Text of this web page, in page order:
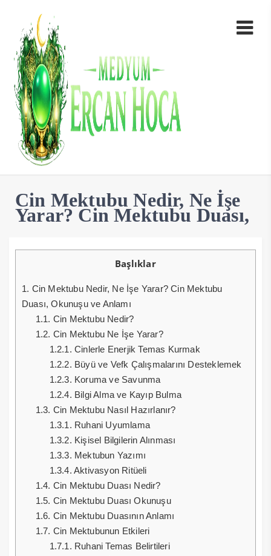
Cin Mektubu Nedir, Ne İşe
Yarar? Cin Mektubu Duası,
Başlıklar
1. Cin Mektubu Nedir, Ne İşe Yarar? Cin Mektubu
Duası, Okunuşu ve Anlamı
1.1. Cin Mektubu Nedir?
1.2. Cin Mektubu Ne İşe Yarar?
1.2.1. Cinlerle Enerjik Temas Kurmak
1.2.2. Büyü ve Vefk Çalışmalarını Desteklemek
1.2.3. Koruma ve Savunma
1.2.4. Bilgi Alma ve Kayıp Bulma
1.3. Cin Mektubu Nasıl Hazırlanır?
1.3.1. Ruhani Uyumlama
1.3.2. Kişisel Bilgilerin Alınması
1.3.3. Mektubun Yazımı
1.3.4. Aktivasyon Ritüeli
1.4. Cin Mektubu Duası Nedir?
1.5. Cin Mektubu Duası Okunuşu
1.6. Cin Mektubu Duasının Anlamı
1.7. Cin Mektubunun Etkileri
1.7.1. Ruhani Temas Belirtileri